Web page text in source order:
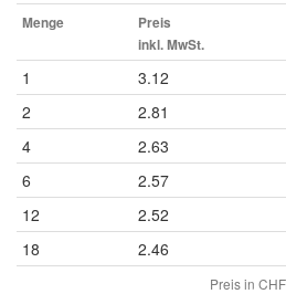
Menge
Preis
inkl. MwSt.
1 3.12
2 2.81
4 2.63
6 2.57
12 2.52
18 2.46
Preis in CHF